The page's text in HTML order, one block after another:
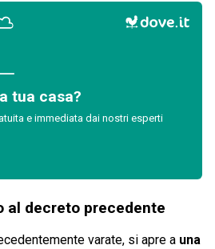
tua casa?
e immediata dai nostri esperti
al decreto precedente
varate, si apre a una